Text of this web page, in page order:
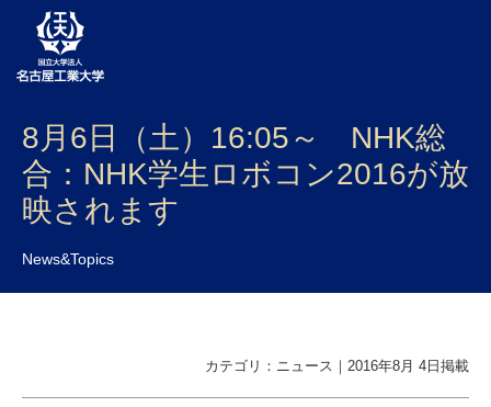
大学案内
学部・大学院・センター
入試
8月6日（土）16:05～ NHK総
合：NHK学生ロボコン2016が放
映されます
News&Topics
カテゴリ：ニュース｜2016年8月 4日掲載